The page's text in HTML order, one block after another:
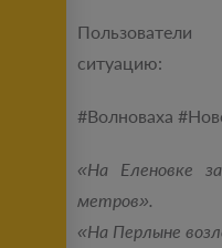
ситуацию:
#‎Волноваха
«На Еленовке
метров».
«На Перлыне